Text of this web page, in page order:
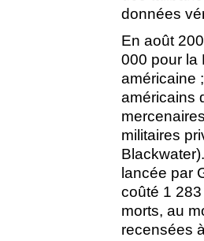
données
En août
000 pour la
américaine
américains
militaires
lancée par
coûté 1
morts, au
recensées